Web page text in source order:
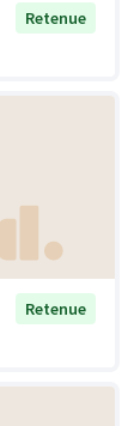
Retenue
Retenue